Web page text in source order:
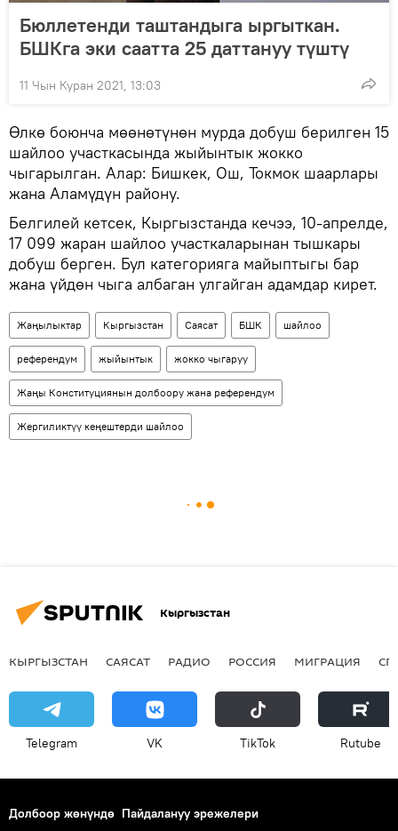
Бюллетенди таштандыга ыргыткан.
БШКга эки саатта 25 даттануу түштү
11 Чын Куран 2021, 13:03
Өлкө боюнча мөөнөтүнөн мурда добуш берилген 15
шайлоо участкасында жыйынтык жокко
чыгарылган. Алар: Бишкек, Ош, Токмок шаарлары
жана Аламүдүн району.
Белгилей кетсек, Кыргызстанда кечээ, 10-апрелде,
17 099 жаран шайлоо участкаларынан тышкары
добуш берген. Бул категорияга майыптыгы бар
жана үйдөн чыга албаган улгайган адамдар кирет.
Жаңылыктар Кыргызстан Саясат БШК шайлоо
референдум жыйынтык жокко чыгаруу
Жаңы Конституциянын долбоору жана референдум
Жергиликтүү кеңештерди шайлоо
Кыргызстан
КЫРГЫЗСТАН САЯСАТ РАДИО РОССИЯ МИГРАЦИЯ
Telegram VK ТikТоk Rutube
Долбоор жөнүндө Пайдалануу эрежелери